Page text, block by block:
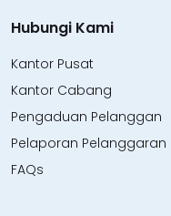
Hubungi Kami
Kantor Pusat
Kantor Cabang
Pengaduan Pelanggan
Pelaporan Pelanggaran
FAQs